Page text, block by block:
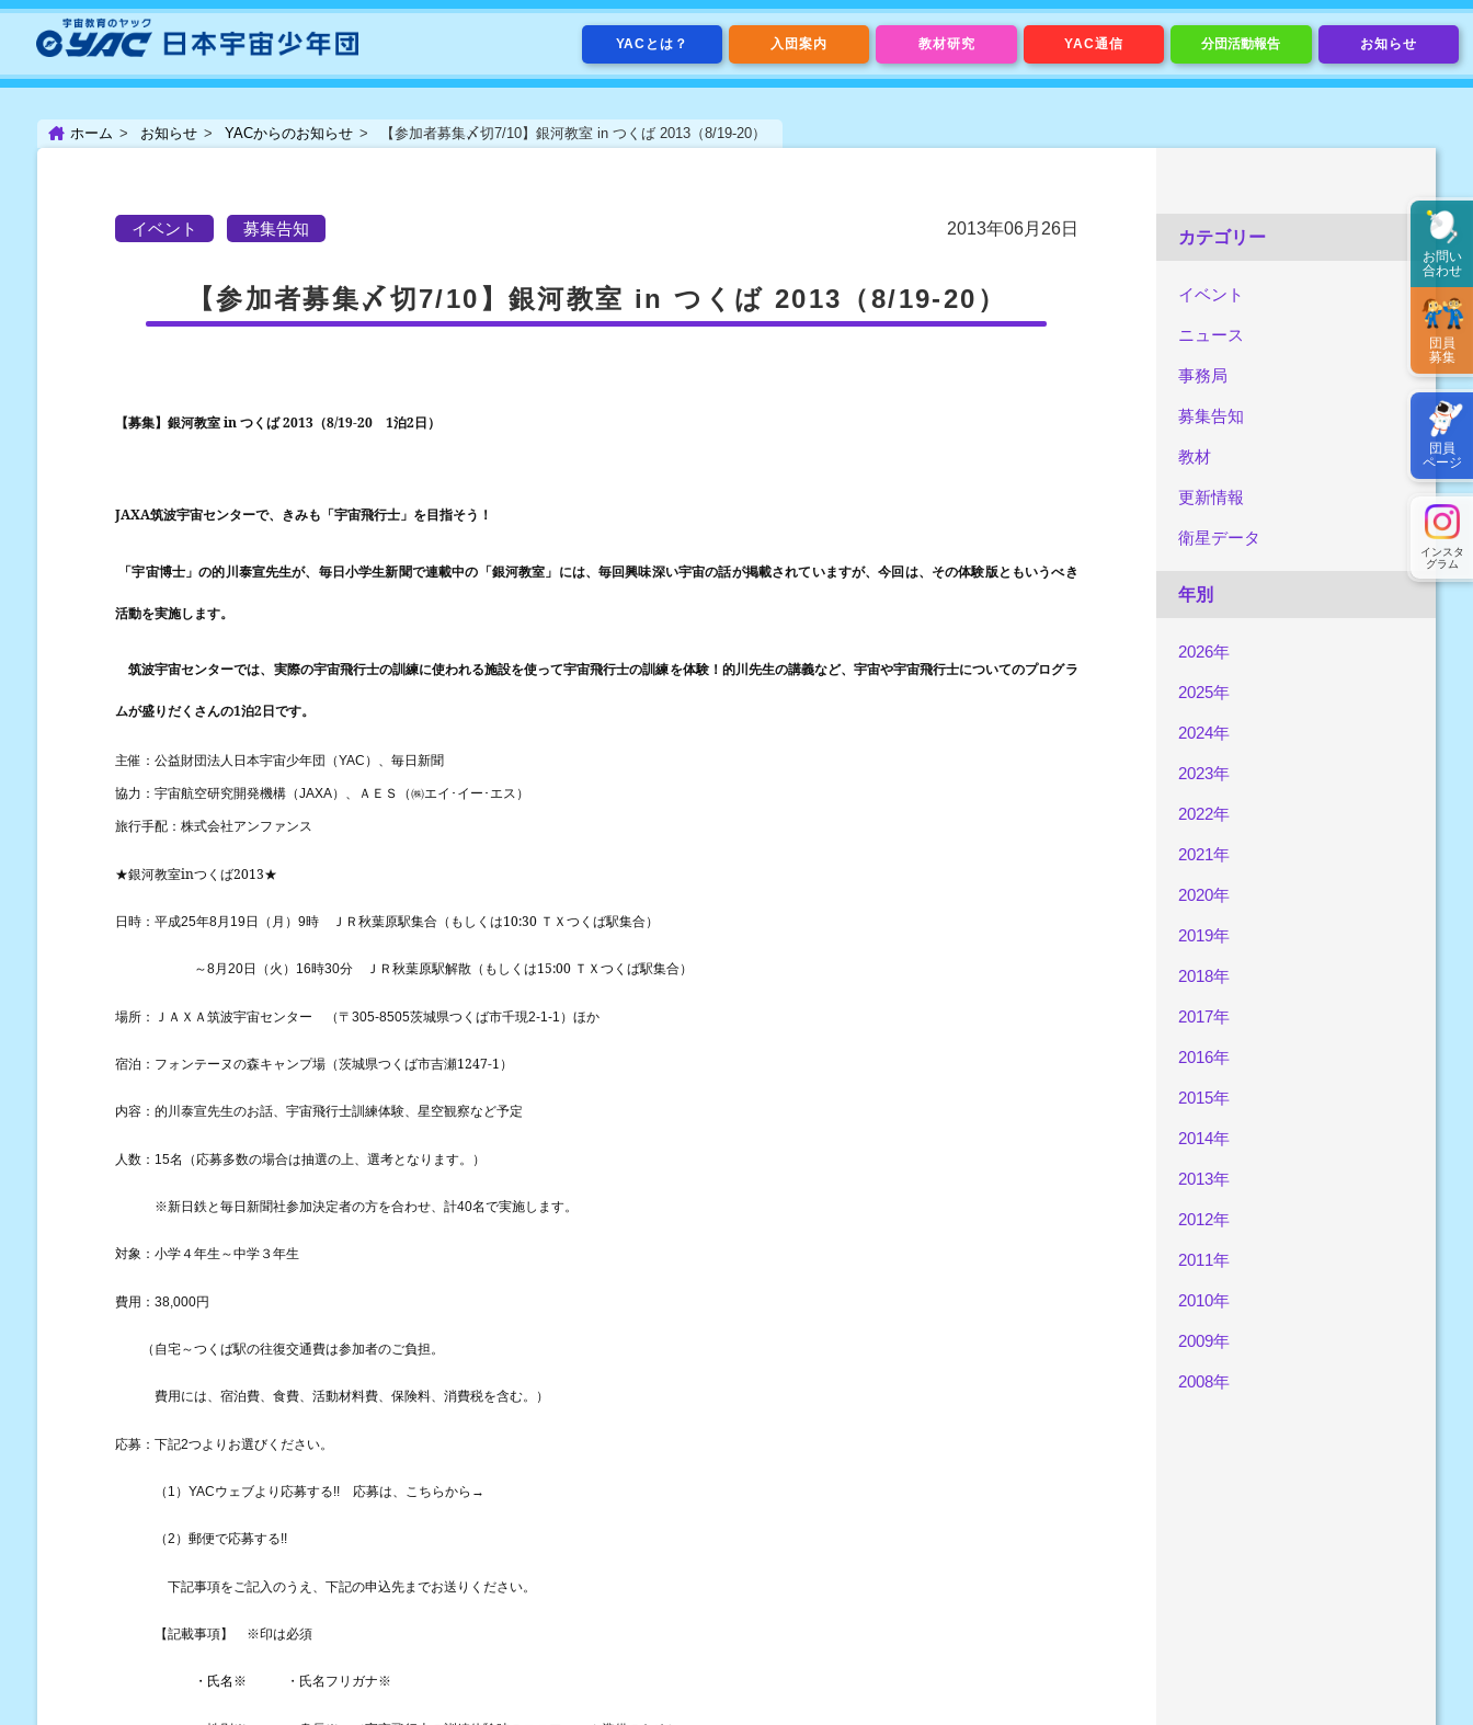
YACとは？ 入団案内 教材研究 YAC通信 分団活動報告 お知らせ
お問い
合わせ
団員
募集
団員
ページ
インスタ
グラム
ホーム お知らせ YACからのお知らせ 【参加者募集〆切7/10】銀河教室 in つくば 2013（8/19-20）
イベント 募集告知 2013年06月26日
【参加者募集〆切7/10】銀河教室 in つくば 2013（8/19-20）
【募集】銀河教室 inつくば2013 （8/19-20 1泊2 日）
JAXA筑波宇宙センターで、きみも「宇宙飛行士」を目指そう！
「宇宙博士」の的川泰宣先生が、毎日小学生新聞で連載中の「銀河教室」には、毎回興味深い宇宙の話が掲載されていますが、今回は、その体験版ともいうべき
活動を実施します。
筑波宇宙センターでは、実際の宇宙飛行士の訓練に使われる施設を使って宇宙飛行士の訓練を体験！的川先生の講義など、宇宙や宇宙飛行士についてのプログラ
ムが盛りだくさんの1泊2 日です。
主催：公益財団法人日本宇宙少年団（YAC ）、毎日新聞
協力：宇宙航空研究開発機構（JAXA） 、ＡＥＳ（㈱エイ･イー･エス）
旅行手配：株式会社アンファンス
★銀河教室inつくば2013★
日時：平成25年8月 19 日（ 月 ）9時 ＪＲ秋葉原駅集合（もしくは10:30 ＴＸつくば駅集合）
～8月20日（ 火 ） 16時30分 ＪＲ秋葉原駅解散（もしくは15:00 ＴＸつくば駅集合）
場所：ＪＡＸＡ筑波宇宙センター （〒305-8505茨城県つくば市千現2-1-1 ）ほか
宿泊： フォンテーヌの森キャンプ場 （茨城県つくば市吉瀬1247-1）
内容：的川泰宣先生のお話、宇宙飛行士訓練体験、星空観察など予定
人数： 15名（応募多数の場合は抽選の上、選考となります。）
※新日鉄と毎日新聞社参加決定者の方を合わせ、計40名で実施します。
対象：小学４年生～中学３年生
費用：38,000円
（ 自宅～つくば駅の往復交通費は参加者のご負担。
費用には、宿泊費、食費、活動材料費、保険料、消費税を含む。）
応募：下記2つよりお選びください。
（ 1 ）YACウェブより応募する!! 応募は、こちらから →
（2 ）郵便で応募する!!
下記事項をご記入のうえ、下記の申込先までお送りください。
【記載事項】 ※印は必須
・氏名 ※ ・氏名フリガナ※
カテゴリー
イベント
ニュース
事務局
募集告知
教材
更新情報
衛星データ
年別
2026年
2025年
2024年
2023年
2022年
2021年
2020年
2019年
2018年
2017年
2016年
2015年
2014年
2013年
2012年
2011年
2010年
2009年
2008年